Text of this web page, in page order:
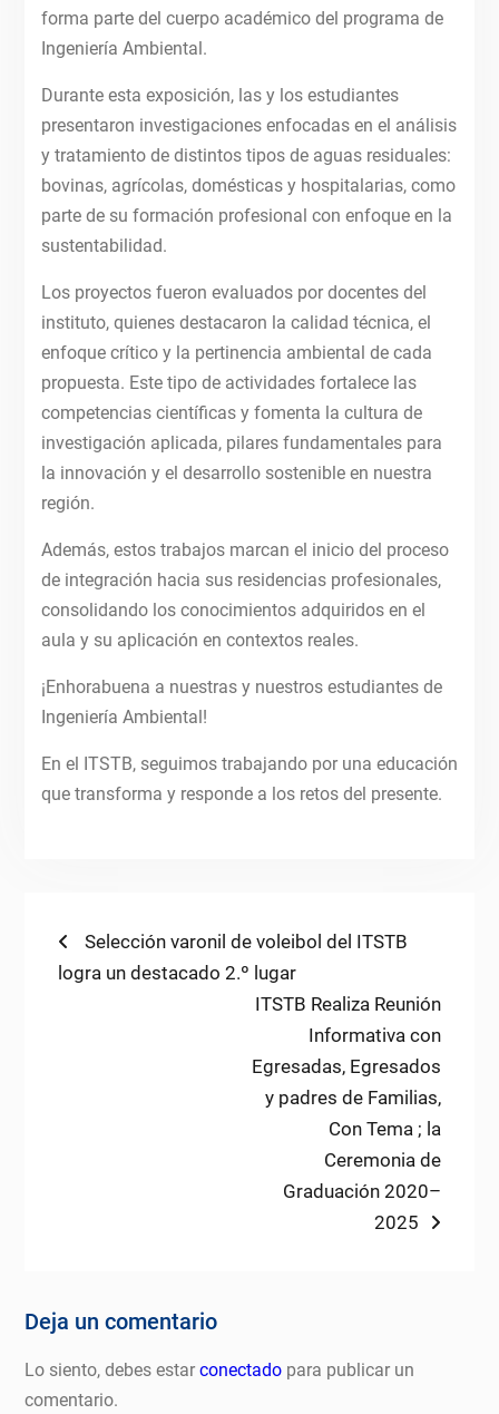
forma parte del cuerpo académico del programa de
Ingeniería Ambiental.
Durante esta exposición, las y los estudiantes
presentaron investigaciones enfocadas en el análisis
y tratamiento de distintos tipos de aguas residuales:
bovinas, agrícolas, domésticas y hospitalarias, como
parte de su formación profesional con enfoque en la
sustentabilidad.
Los proyectos fueron evaluados por docentes del
instituto, quienes destacaron la calidad técnica, el
enfoque crítico y la pertinencia ambiental de cada
propuesta. Este tipo de actividades fortalece las
competencias científicas y fomenta la cultura de
investigación aplicada, pilares fundamentales para
la innovación y el desarrollo sostenible en nuestra
región.
Además, estos trabajos marcan el inicio del proceso
de integración hacia sus residencias profesionales,
consolidando los conocimientos adquiridos en el
aula y su aplicación en contextos reales.
¡Enhorabuena a nuestras y nuestros estudiantes de
Ingeniería Ambiental!
En el ITSTB, seguimos trabajando por una educación
que transforma y responde a los retos del presente.
Navegación
de
Previous
post:
Selección varonil de voleibol del ITSTB
logra un destacado 2.º lugar
Next
ITSTB Realiza Reunión
Informativa con
Egresadas, Egresados
y padres de Familias,
Con Tema ; la
Ceremonia de
Graduación 2020–
2025
Deja un comentario
Lo siento, debes estarconectadopara publicar un
comentario.